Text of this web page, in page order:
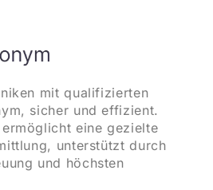
mit qualifizierten
sicher und effizient.
eine gezielte
unterstützt durch
und höchsten